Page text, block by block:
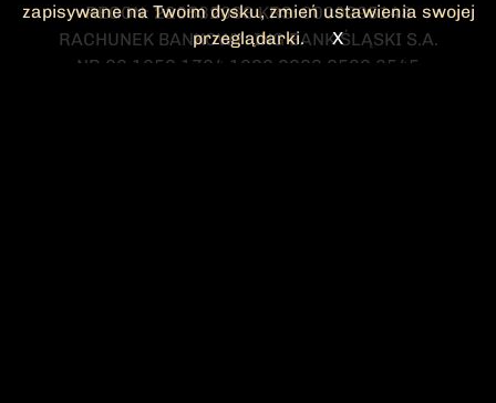
REGON: 220532063 KRS: 0000295148
RACHUNEK BANKOWY: ING BANK ŚLĄSKI S.A.
NR 90 1050 1764 1000 0023 2582 8545
zapisywane na Twoim dysku, zmień ustawienia swojej
przeglądarki.
X